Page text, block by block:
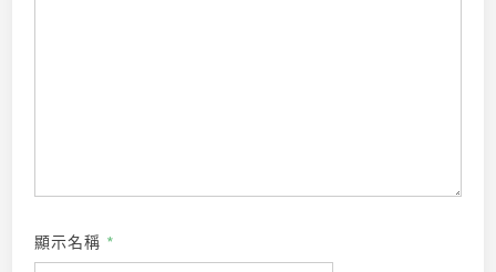
顯示名稱 *